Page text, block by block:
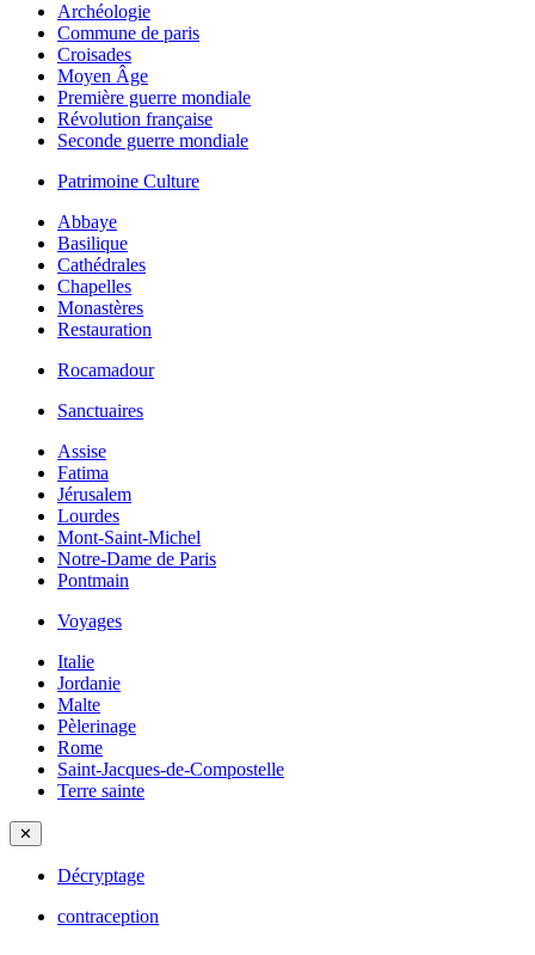
Archéologie
Commune de paris
Croisades
Moyen Âge
Première guerre mondiale
Révolution française
Seconde guerre mondiale
Patrimoine Culture
Abbaye
Basilique
Cathédrales
Chapelles
Monastères
Restauration
Rocamadour
Sanctuaires
Assise
Fatima
Jérusalem
Lourdes
Mont-Saint-Michel
Notre-Dame de Paris
Pontmain
Voyages
Italie
Jordanie
Malte
Pèlerinage
Rome
Saint-Jacques-de-Compostelle
Terre sainte
✕
Décryptage
contraception